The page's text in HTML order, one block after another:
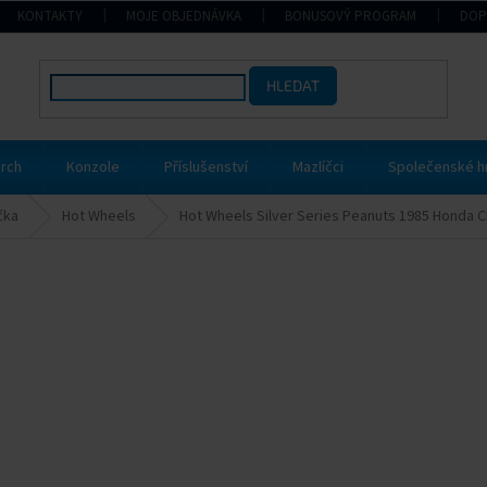
KONTAKTY MOJE OBJEDNÁVKA BONUSOVÝ PROGRAM
HLEDAT
Konzole Příslušenství Mazlíčci Společenské
Hot Wheels Hot Wheels Silver Series Peanuts 1985 Honda